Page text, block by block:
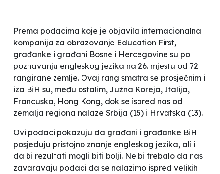
Prema podacima koje je objavila internacionalna
kompanija za obrazovanje Education First,
građanke i građani Bosne i Hercegovine su po
poznavanju engleskog jezika na 26. mjestu od 72
rangirane zemlje. Ovaj rang smatra se prosječnim i
iza BiH su, među ostalim, Južna Koreja, Italija,
Francuska, Hong Kong, dok se ispred nas od
zemalja regiona nalaze Srbija (15) i Hrvatska (13).
Ovi podaci pokazuju da građani i građanke BiH
posjeduju pristojno znanje engleskog jezika, ali i
da bi rezultati mogli biti bolji. Ne bi trebalo da nas
zavaravaju podaci da se nalazimo ispred velikih